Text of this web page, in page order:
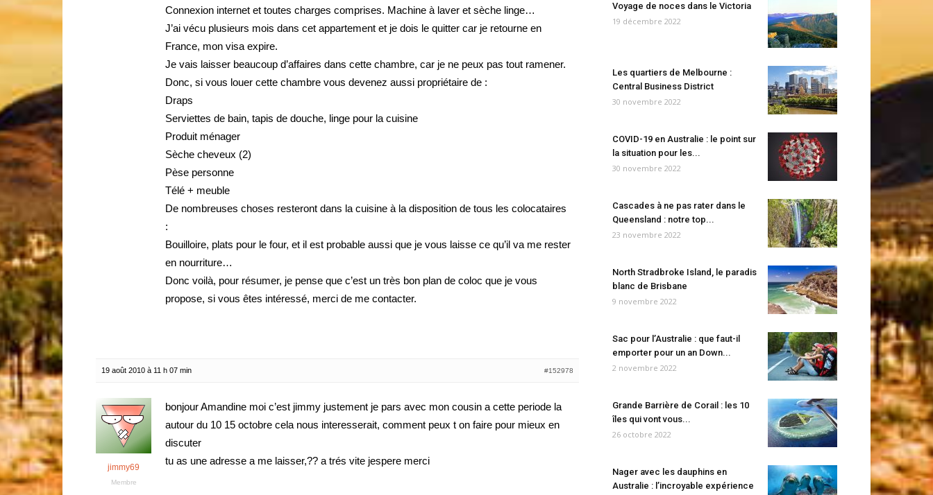
Connexion internet et toutes charges comprises. Machine à laver et sèche linge…
J’ai vécu plusieurs mois dans cet appartement et je dois le quitter car je retourne en
France, mon visa expire.
Je vais laisser beaucoup d’affaires dans cette chambre, car je ne peux pas tout ramener.
Donc, si vous louer cette chambre vous devenez aussi propriétaire de :
Draps
Serviettes de bain, tapis de douche, linge pour la cuisine
Produit ménager
Sèche cheveux (2)
Pèse personne
Télé + meuble
De nombreuses choses resteront dans la cuisine à la disposition de tous les colocataires
:
Bouilloire, plats pour le four, et il est probable aussi que je vous laisse ce qu’il va me rester
en nourriture…
Donc voilà, pour résumer, je pense que c’est un très bon plan de coloc que je vous
propose, si vous êtes intéressé, merci de me contacter.
19 août 2010 à 11 h 07 min #152978
jimmy69
Membre
bonjour Amandine moi c’est jimmy justement je pars avec mon cousin a cette periode la
autour du 10 15 octobre cela nous interesserait, comment peux t on faire pour mieux en
discuter
tu as une adresse a me laisser,?? a trés vite jespere merci
Voyage de noces dans le Victoria
19 décembre 2022
Les quartiers de Melbourne :
Central Business District
30 novembre 2022
COVID-19 en Australie : le point sur
la situation pour les...
30 novembre 2022
Cascades à ne pas rater dans le
Queensland : notre top...
23 novembre 2022
North Stradbroke Island, le paradis
blanc de Brisbane
9 novembre 2022
Sac pour l’Australie : que faut-il
emporter pour un an Down...
2 novembre 2022
Grande Barrière de Corail : les 10
îles qui vont vous...
26 octobre 2022
Nager avec les dauphins en
Australie : l’incroyable expérience